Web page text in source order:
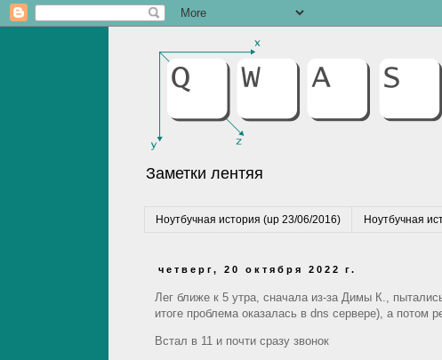
Заметки лентяя
Ноутбучная история (up 23/06/2016) Ноутбучная
четверг, 20 октября 2022 г.
Лег ближе к 5 утра, сначала из-за Димы К.,
итоге проблема оказалась в dns сервере), а потом
Встал в 11 и почти сразу звонок